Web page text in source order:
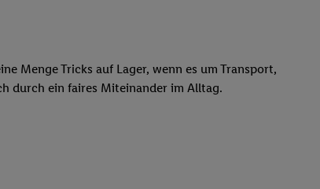
Menge Tricks auf Lager, wenn es um Transport,
durch ein faires Miteinander im Alltag.